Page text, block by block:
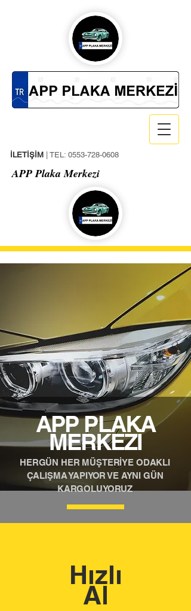
İLETİŞİM | TEL: 0553-728-0608
APP Plaka Merkezi
APP PLAKA
MERKEZİ
HERGÜN HER MÜŞTERİYE ODAKLI
ÇALIŞMA YAPIYOR VE AYNI GÜN
KARGOLUYORUZ
Hızlı
Al